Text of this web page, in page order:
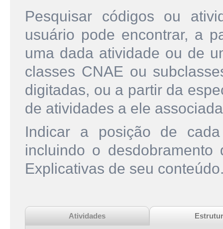
Pesquisar códigos ou
usuário pode encontrar, a
uma dada atividade ou de
classes CNAE ou
digitadas, ou a partir da
de atividades a ele
Indicar a posição de
incluindo o
Explicativas de seu
Atividades